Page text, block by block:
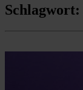
Schlagwort: